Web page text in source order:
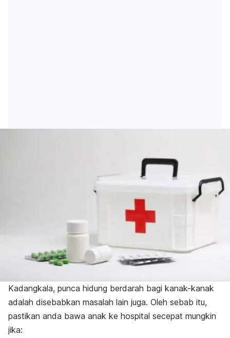
Kadangkala, punca hidung berdarah bagi kanak-kanak
adalah disebabkan masalah lain juga. Oleh sebab itu,
pastikan anda bawa anak ke hospital secepat mungkin
jika: